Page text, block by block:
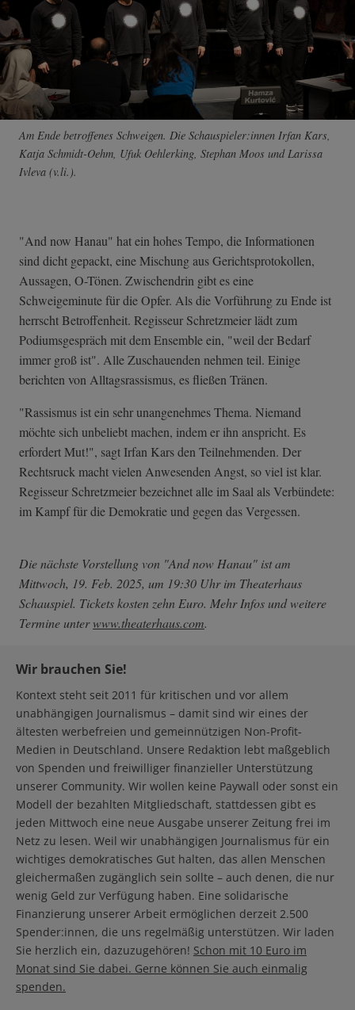
Am Ende betroffenes Schweigen. Die Schauspieler:innen Irfan Kars,
Katja Schmidt-Oehm, Ufuk Oehlerking, Stephan Moos und Larissa
Ivleva (v.li.).
"And now Hanau" hat ein hohes Tempo, die Informationen
sind dicht gepackt, eine Mischung aus Gerichtsprotokollen,
Aussagen, O-Tönen. Zwischendrin gibt es eine
Schweigeminute für die Opfer. Als die Vorführung zu Ende ist
herrscht Betroffenheit. Regisseur Schretzmeier lädt zum
Podiumsgespräch mit dem Ensemble ein, "weil der Bedarf
immer groß ist". Alle Zuschauenden nehmen teil. Einige
berichten von Alltagsrassismus, es fließen Tränen.
"Rassismus ist ein sehr unangenehmes Thema. Niemand
möchte sich unbeliebt machen, indem er ihn anspricht. Es
erfordert Mut!", sagt Irfan Kars den Teilnehmenden. Der
Rechtsruck macht vielen Anwesenden Angst, so viel ist klar.
Regisseur Schretzmeier bezeichnet alle im Saal als Verbündete:
im Kampf für die Demokratie und gegen das Vergessen.
Die nächste Vorstellung von "And now Hanau" ist am
Mittwoch, 19. Feb. 2025, um 19:30 Uhr im Theaterhaus
Schauspiel. Tickets kosten zehn Euro. Mehr Infos und weitere
Termine unterwww.theaterhaus.com.
Wir brauchen Sie!
Kontext steht seit 2011 für kritischen und vor allem
unabhängigen Journalismus – damit sind wir eines der
ältesten werbefreien und gemeinnützigen Non-Profit-
Medien in Deutschland. Unsere Redaktion lebt maßgeblich
von Spenden und freiwilliger finanzieller Unterstützung
unserer Community. Wir wollen keine Paywall oder sonst ein
Modell der bezahlten Mitgliedschaft, stattdessen gibt es
jeden Mittwoch eine neue Ausgabe unserer Zeitung frei im
Netz zu lesen. Weil wir unabhängigen Journalismus für ein
wichtiges demokratisches Gut halten, das allen Menschen
gleichermaßen zugänglich sein sollte – auch denen, die nur
wenig Geld zur Verfügung haben. Eine solidarische
Finanzierung unserer Arbeit ermöglichen derzeit 2.500
Spender:innen, die uns regelmäßig unterstützen. Wir laden
Sie herzlich ein, dazuzugehören! Schon mit 10 Euro im
Monat sind Sie dabei. Gerne können Sie auch einmalig
spenden.